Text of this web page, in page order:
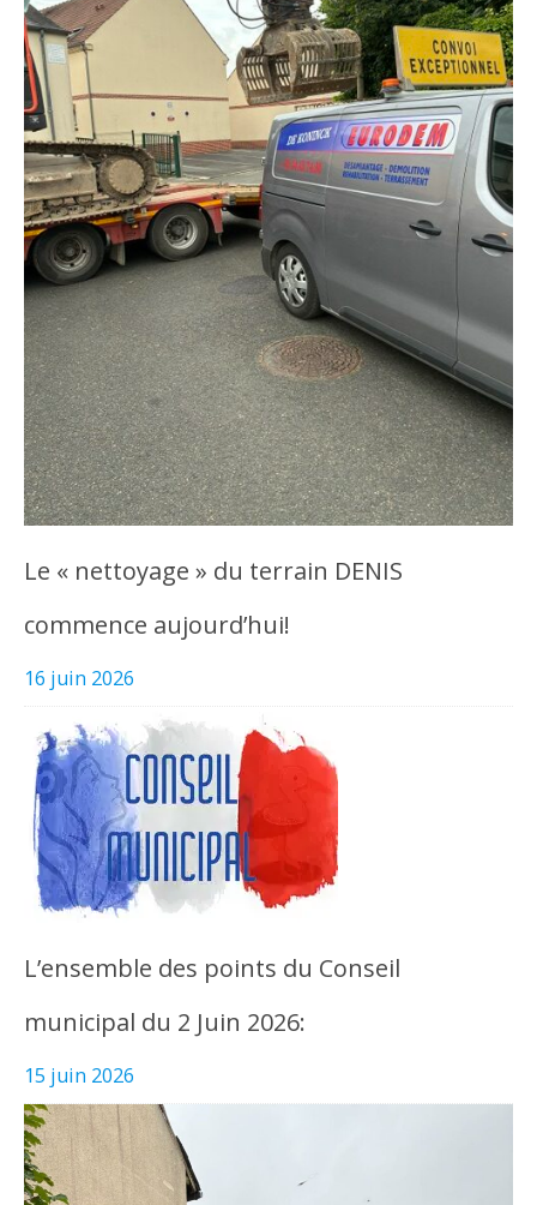
Le « nettoyage » du terrain DENIS
commence aujourd’hui!
16 juin 2026
L’ensemble des points du Conseil
municipal du 2 Juin 2026:
15 juin 2026